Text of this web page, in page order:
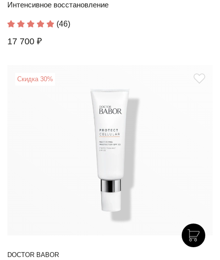
Интенсивное восстановление
(46)
17 700 ₽
Скидка 30%
DOCTOR BABOR